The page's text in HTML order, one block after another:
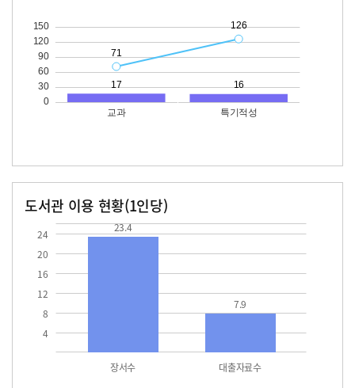
도서관 이용 현황(1인당)
4
8
12
16
20
24
장서수 대출자료수
23.4
7.9